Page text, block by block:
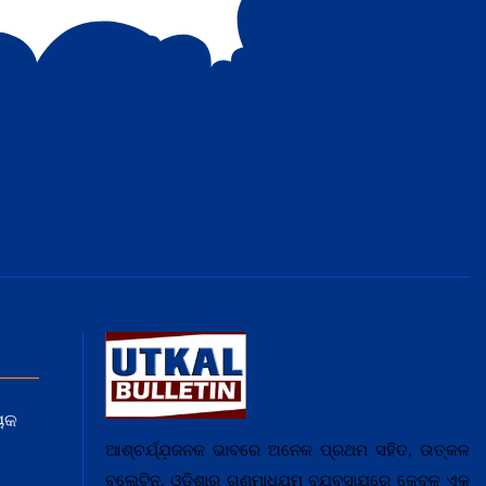
ଆଶ୍ଚର୍ଯ୍ଯ଼ଜନକ ଭାବରେ ଅନେକ ପ୍ରଥମ ସହିତ, ଉତ୍କଳ
ବୁଲେଟିନ, ଓଡ଼ିଶାର ଗଣମାଧ୍ଯ଼ମ ବ୍ଯ଼ବସାଯ଼ରେ କେବଳ ଏକ